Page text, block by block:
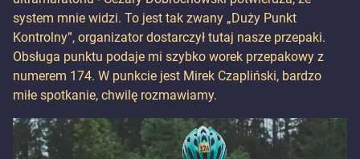
system mnie widzi. To jest tak zwany „Duży Punkt
Kontrolny”, organizator dostarczył tutaj nasze przepaki.
Obsługa punktu podaje mi szybko worek przepakowy z
numerem 174. W punkcie jest Mirek Czapliński, bardzo
miłe spotkanie, chwilę rozmawiamy.